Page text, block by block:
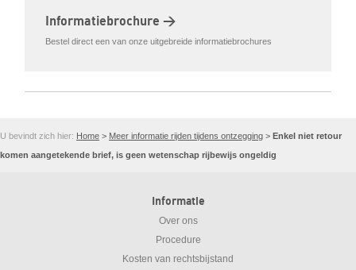
Informatiebrochure >
Bestel direct een van onze uitgebreide informatiebrochures
U bevindt zich hier: Home > Meer informatie rijden tijdens ontzegging > Enkel niet retour
komen aangetekende brief, is geen wetenschap rijbewijs ongeldig
Informatie
Over ons
Procedure
Kosten van rechtsbijstand